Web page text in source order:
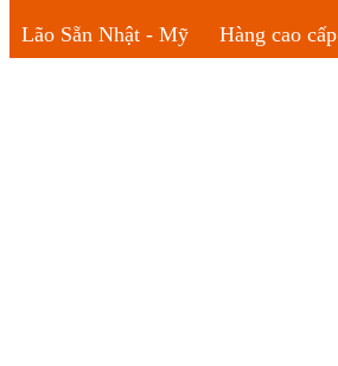
Lão Sẵn Nhật - Mỹ
Hàng cao cấp